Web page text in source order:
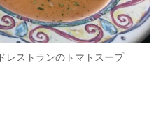
レストランのトマトスープ